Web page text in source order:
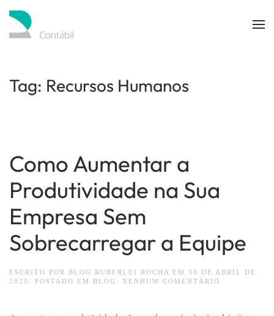
Skip to main content
Tag: Recursos Humanos
Como Aumentar a
Produtividade na Sua
Empresa Sem
Sobrecarregar a Equipe
ESCRITO POR BLOG RUBERLEI ROCHA EM 30 DE ABRIL DE
2025
. POSTADO EM BLOG NENHUM COMENTÁRIO